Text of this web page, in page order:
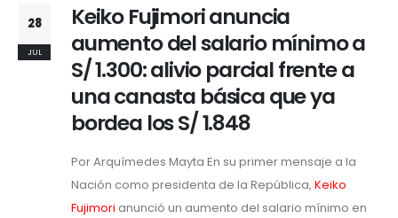
28
JUL
Keiko Fujimori anuncia
aumento del salario mínimo a
S/ 1.300: alivio parcial frente a
una canasta básica que ya
bordea los S/ 1.848
Por Arquímedes Mayta En su primer mensaje a la
Nación como presidenta de la República, Keiko
Fujimori anunció un aumento del salario mínimo en